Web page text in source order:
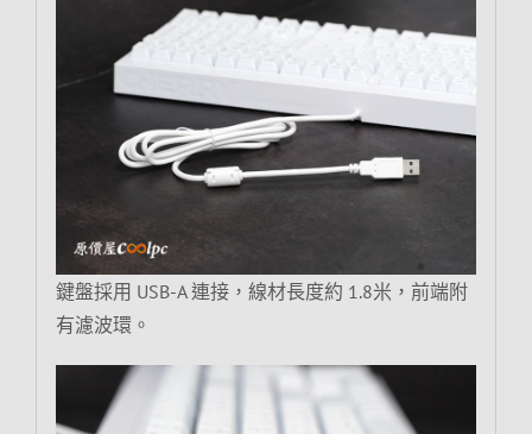
鍵盤採用 USB-A 連接，線材長度約 1.8米，前端附
有濾波環。